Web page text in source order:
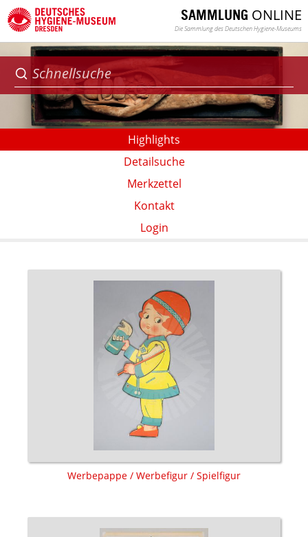
SAMMLUNG ONLINE
Die Sammlung des Deutschen Hygiene-Museums
Highlights
Detailsuche
Merkzettel
Kontakt
Login
Werbepappe / Werbefigur / Spielfigur